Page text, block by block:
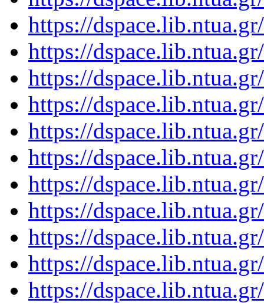
https://
https://
https://
https://
https://
https://
https://
https://
https://
https://
https://